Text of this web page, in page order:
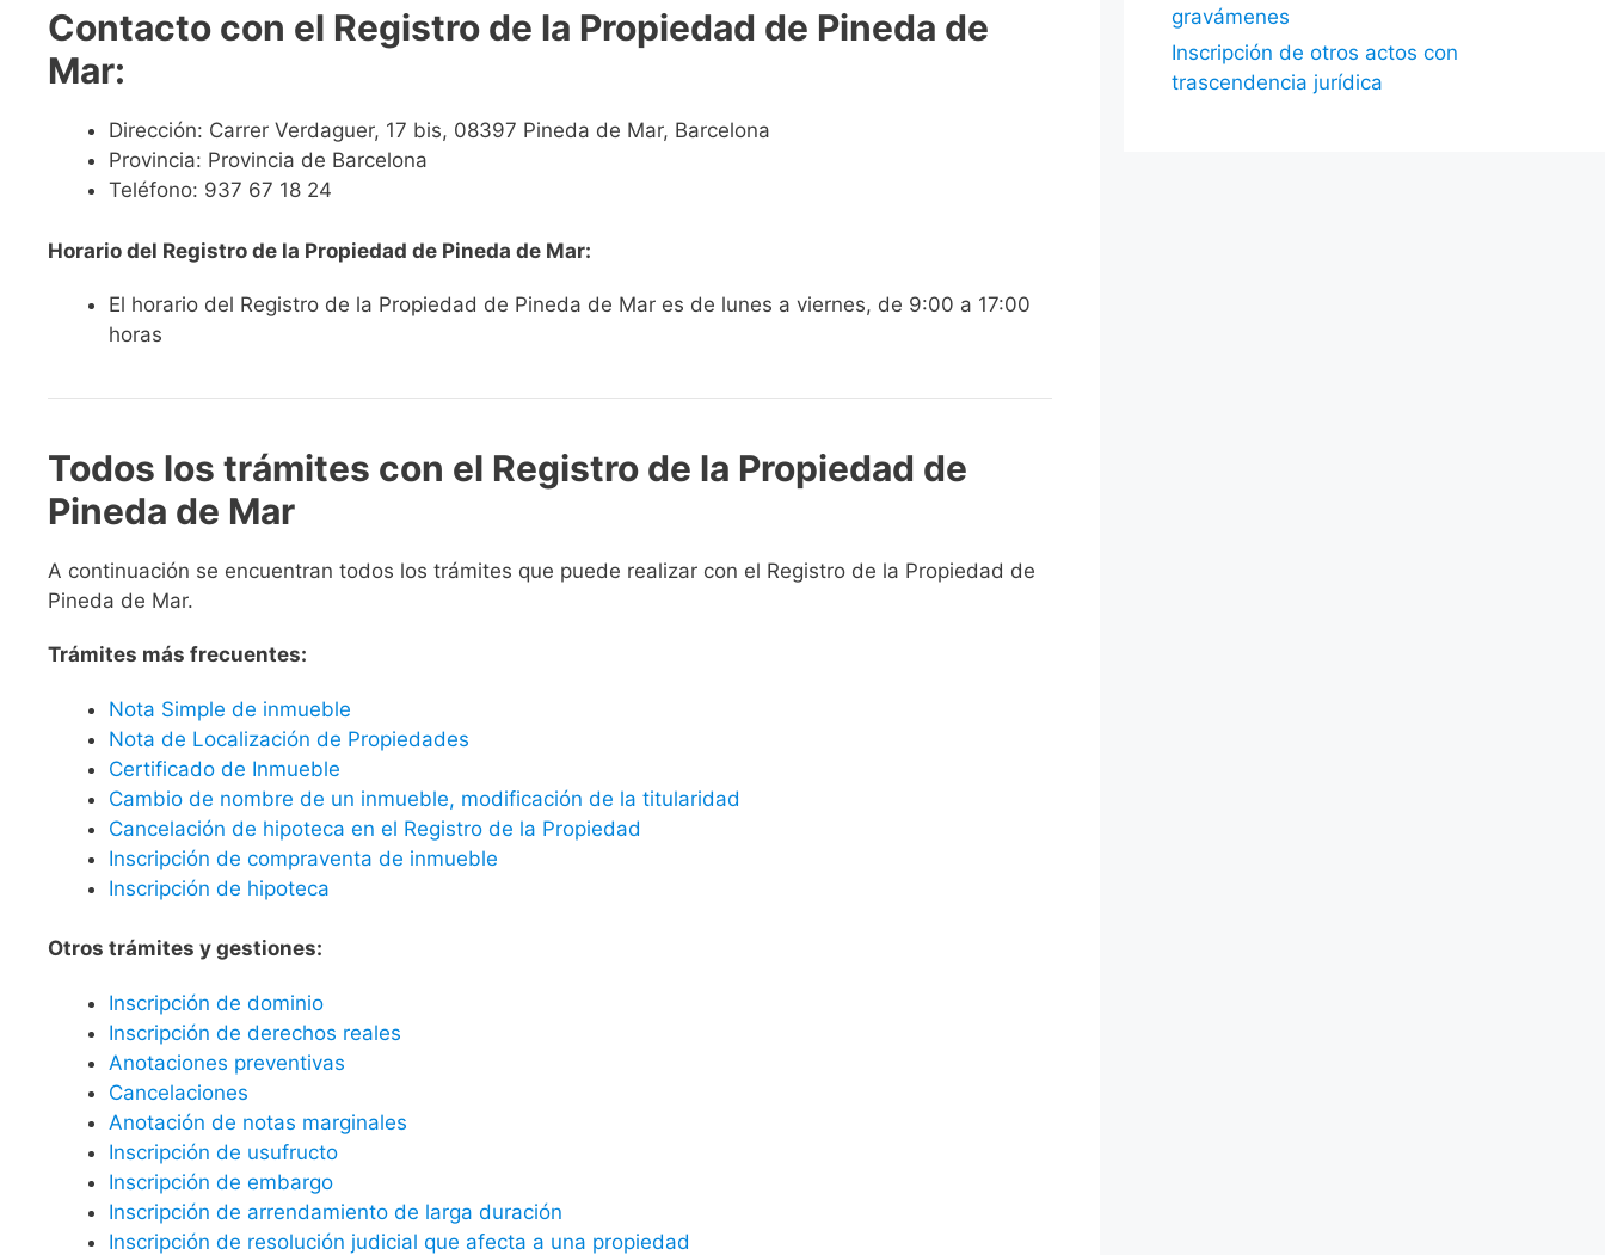
Contacto con el Registro de la Propiedad de Pineda de
Mar:
Dirección: Carrer Verdaguer, 17 bis, 08397 Pineda de Mar, Barcelona
Provincia: Provincia de Barcelona
Teléfono: 937 67 18 24
Horario del Registro de la Propiedad de Pineda de Mar:
El horario del Registro de la Propiedad de Pineda de Mar es de lunes a viernes, de 9:00 a 17:00
horas
Todos los trámites con el Registro de la Propiedad de
Pineda de Mar
A continuación se encuentran todos los trámites que puede realizar con el Registro de la Propiedad de
Pineda de Mar.
Trámites más frecuentes:
Nota Simple de inmueble
Nota de Localización de Propiedades
Certificado de Inmueble
Cambio de nombre de un inmueble, modificación de la titularidad
Cancelación de hipoteca en el Registro de la Propiedad
Inscripción de compraventa de inmueble
Inscripción de hipoteca
Otros trámites y gestiones:
Inscripción de dominio
Inscripción de derechos reales
Anotaciones preventivas
Cancelaciones
Anotación de notas marginales
Inscripción de usufructo
Inscripción de embargo
Inscripción de arrendamiento de larga duración
Inscripción de resolución judicial que afecta a una propiedad
gravámenes
Inscripción de otros actos con
trascendencia jurídica